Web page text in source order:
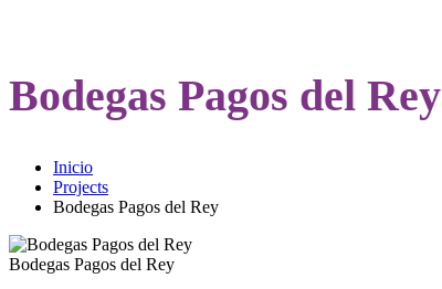
Bodegas Pagos del Rey
Inicio
Projects
Bodegas Pagos del Rey
Bodegas Pagos del Rey